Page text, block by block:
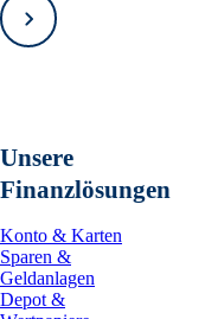
Vorwärts
Unsere
Finanzlösungen
Konto & Karten
Sparen &
Geldanlagen
Depot &